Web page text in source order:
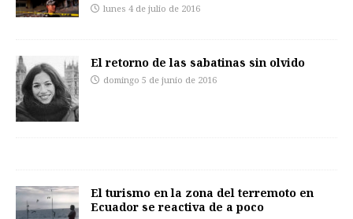
lunes 4 de julio de 2016
El retorno de las sabatinas sin olvido
domingo 5 de junio de 2016
El turismo en la zona del terremoto en
Ecuador se reactiva de a poco